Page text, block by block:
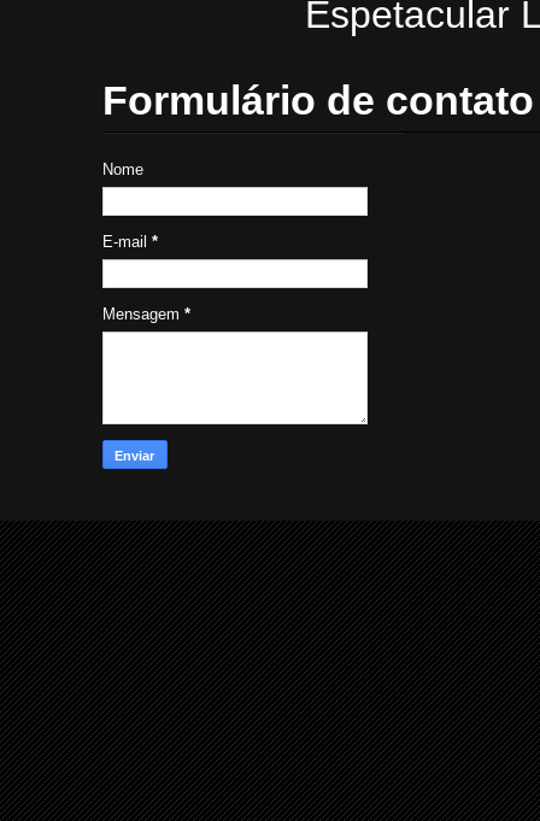
Espetacular
Formulário de contato
Nome
E-mail *
Mensagem *